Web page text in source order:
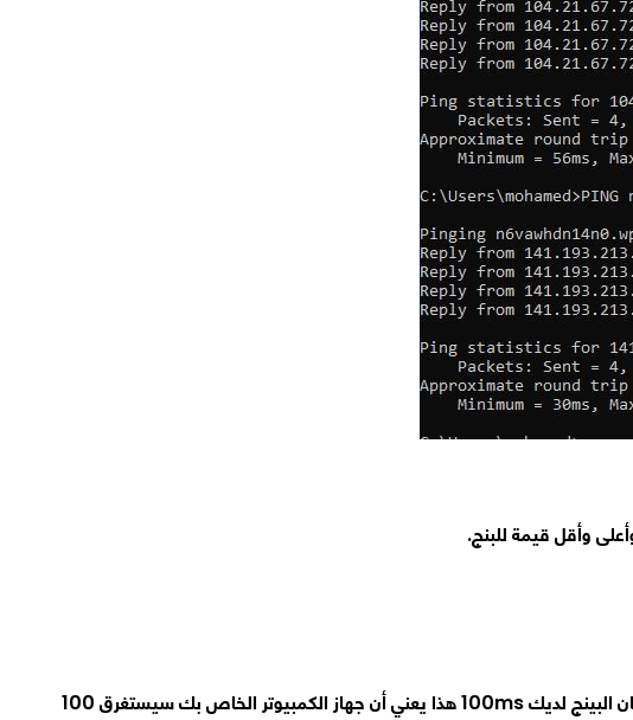
البينج هو وقت الاستجابة الخاص بشبكة الإنترنت Reaction Time، إذا كان البينج لديك 100ms هذا يعني أن جهاز الكمبيوتر الخاص بك سيستغرق 100